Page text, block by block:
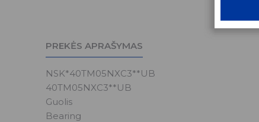
PREKĖS APRAŠYMAS
NSK*40TM05NXC3**UB
40TM05NXC3**UB
Guolis
Bearing